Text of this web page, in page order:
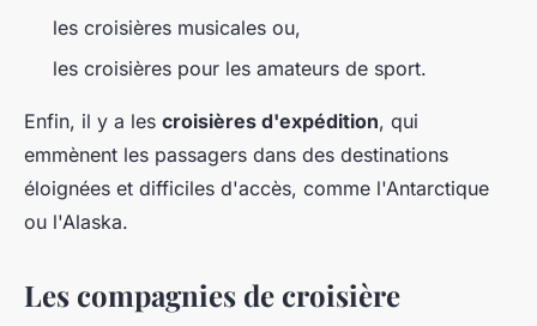
les croisières musicales ou,
les croisières pour les amateurs de sport.
Enfin, il y a les croisières d'expédition, qui
emmènent les passagers dans des destinations
éloignées et difficiles d'accès, comme l'Antarctique
ou l'Alaska.
Les compagnies de croisière